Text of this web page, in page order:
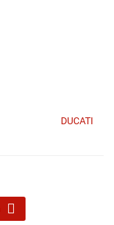
DUCATI